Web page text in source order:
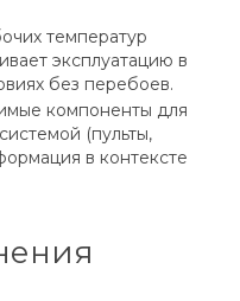
температур
эксплуатацию в
без перебоев.
компоненты для
(пульты,
в контексте